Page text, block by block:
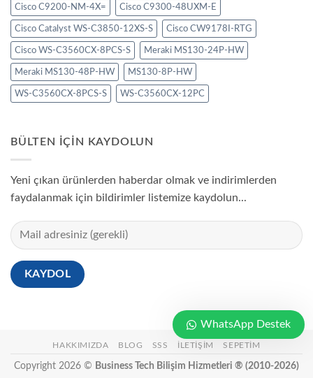
Cisco C9200-NM-4X= Cisco C9300-48UXM-E
Cisco Catalyst WS-C3850-12XS-S Cisco CW9178I-RTG
Cisco WS-C3560CX-8PCS-S Meraki MS130-24P-HW
Meraki MS130-48P-HW MS130-8P-HW
WS-C3560CX-8PCS-S WS-C3560CX-12PC
BÜLTEN IÇIN KAYDOLUN
Yeni çıkan ürünlerden haberdar olmak ve indirimlerden
faydalanmak için bildirimler listemize kaydolun...
HAKKIMIZDA BLOG SSS İLETIŞIM SEPETIM
Copyright 2026 © Business Tech Bilişim Hizmetleri ® (2010-2026)
WhatsApp Destek